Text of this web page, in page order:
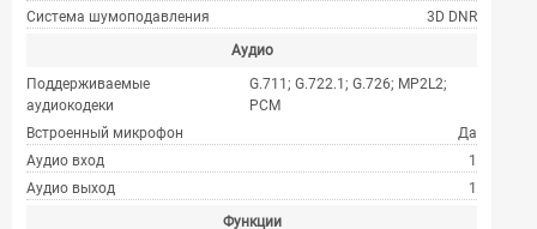
Система шумоподавления
3D DNR
Аудио
Поддерживаемые
аудиокодеки
G.711; G.722.1; G.726; MP2L2;
PCM
Встроенный микрофон
Да
Аудио вход
1
Аудио выход
1
Функции